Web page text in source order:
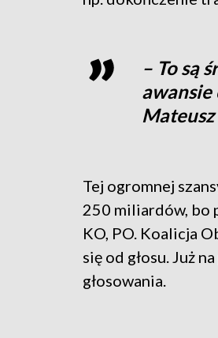
– To są
Tej ogromnej
250 miliardów, bo
KO, PO. Koalicja
się od głosu. Już
głosowania.